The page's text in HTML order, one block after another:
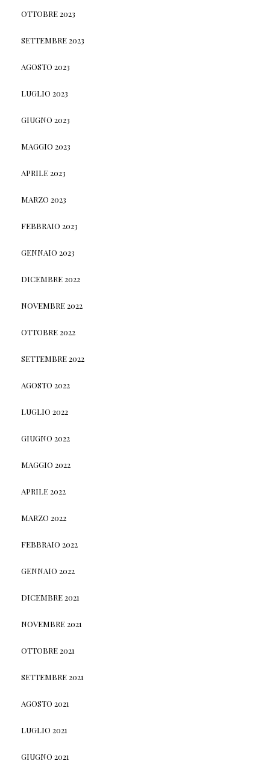
OTTOBRE 2023
SETTEMBRE 2023
AGOSTO 2023
LUGLIO 2023
GIUGNO 2023
MAGGIO 2023
APRILE 2023
MARZO 2023
FEBBRAIO 2023
GENNAIO 2023
DICEMBRE 2022
NOVEMBRE 2022
OTTOBRE 2022
SETTEMBRE 2022
AGOSTO 2022
LUGLIO 2022
GIUGNO 2022
MAGGIO 2022
APRILE 2022
MARZO 2022
FEBBRAIO 2022
GENNAIO 2022
DICEMBRE 2021
NOVEMBRE 2021
OTTOBRE 2021
SETTEMBRE 2021
AGOSTO 2021
LUGLIO 2021
GIUGNO 2021